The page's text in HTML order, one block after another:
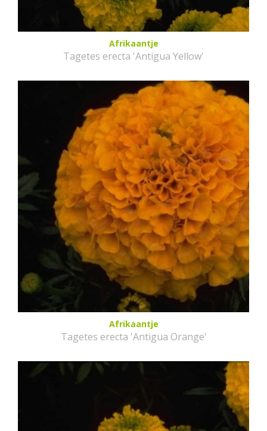
Afrikaantje
Tagetes erecta 'Antigua Yellow'
Afrikaantje
Tagetes erecta 'Antigua Orange'